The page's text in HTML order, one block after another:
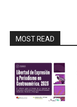
MOST READ